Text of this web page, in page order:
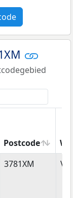
Postcode
Postcode
3781XM